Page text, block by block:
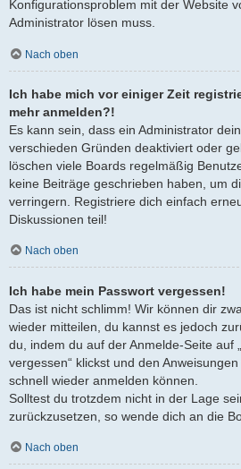
Konfigurationsproblem mit der Website
Administrator lösen muss.
Nach oben
Ich habe mich vor einiger Zeit
mehr anmelden?!
Es kann sein, dass ein Administrator
verschieden Gründen deaktiviert oder
löschen viele Boards regelmäßig
keine Beiträge geschrieben haben, um
verringern. Registriere dich einfach
Diskussionen teil!
Nach oben
Ich habe mein Passwort vergessen!
Das ist nicht schlimm! Wir können dir
wieder mitteilen, du kannst es jedoch
du, indem du auf der Anmelde-Seite auf
vergessen“ klickst und den
schnell wieder anmelden können.
Solltest du trotzdem nicht in der Lage
zurückzusetzen, so wende dich an die
Nach oben